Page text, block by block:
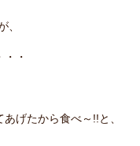
、
・
げたから食べ～!!と、